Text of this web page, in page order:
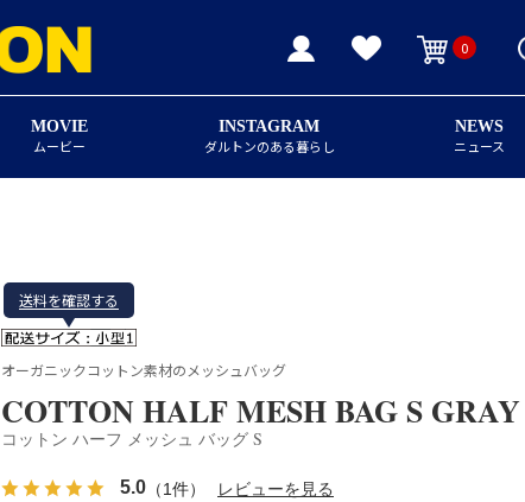
0
MOVIE
ムービー
INSTAGRAM
ダルトンのある暮らし
NEWS
ニュース
送料を確認する
オーガニックコットン素材のメッシュバッグ
COTTON HALF MESH BAG S GRAY
コットン ハーフ メッシュ バッグ S
5.0 （1件） レビューを見る